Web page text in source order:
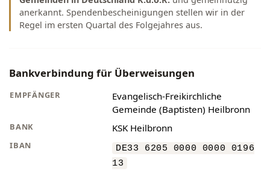
anerkannt. Spendenbescheinigungen stellen wir in der
Regel im ersten Quartal des Folgejahres aus.
Bankverbindung für Überweisungen
EMPFÄNGER
Evangelisch-Freikirchliche
Gemeinde (Baptisten) Heilbronn
BANK KSK Heilbronn
IBAN
DE33 6205 0000 0000 0196
13